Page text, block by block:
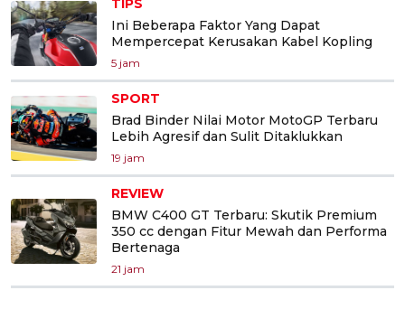
TIPS
Ini Beberapa Faktor Yang Dapat
Mempercepat Kerusakan Kabel Kopling
5 jam
SPORT
Brad Binder Nilai Motor MotoGP Terbaru
Lebih Agresif dan Sulit Ditaklukkan
19 jam
REVIEW
BMW C400 GT Terbaru: Skutik Premium
350 cc dengan Fitur Mewah dan Performa
Bertenaga
21 jam